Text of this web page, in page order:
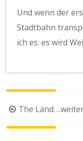
Und wenn der
Stadtbahn
ich es: es wird
The